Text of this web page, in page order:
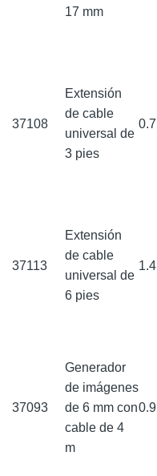
17 mm
37108
Extensión
de cable
universal de
3 pies
0.7
37113
Extensión
de cable
universal de
6 pies
1.4
37093
Generador
de imágenes
de 6 mm con
cable de 4
m
0.9